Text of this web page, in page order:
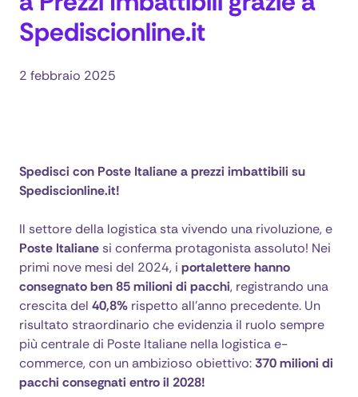
Spediscionline.it
2 febbraio 2025
Spedisci con Poste Italiane a prezzi imbattibili su
Spediscionline.it!
Il settore della logistica sta vivendo una rivoluzione, e
Poste Italianesi conferma protagonista assoluto! Nei
primi nove mesi del 2024, i portalettere hanno
consegnato ben 85 milioni di pacchi, registrando una
crescita del 40,8% rispetto all'anno precedente. Un
risultato straordinario che evidenzia il ruolo sempre
più centrale di Poste Italiane nella logistica e-
commerce, con un ambizioso obiettivo:370 milioni di
pacchi consegnati entro il 2028!